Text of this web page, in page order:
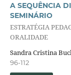
A SEQUÊNCIA
SEMINÁRIO
ESTRATÉGIA
ORALIDADE
Sandra Cristina
96-112